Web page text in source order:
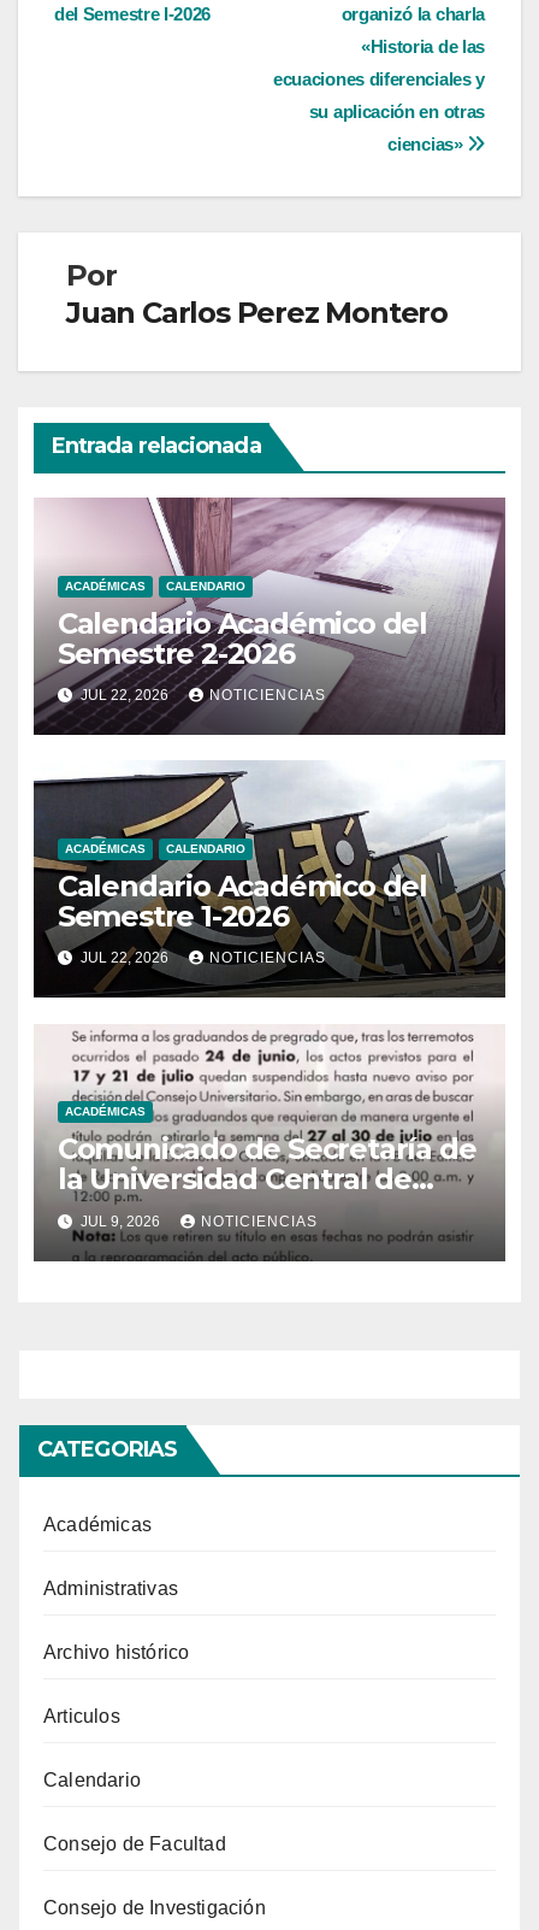
organizó la charla
«Historia de las
ecuaciones diferenciales y
su aplicación en otras
ciencias»
del Semestre I-2026
Por
Juan Carlos Perez Montero
Entrada relacionada
ACADÉMICAS CALENDARIO
Calendario Académico del
Semestre 2-2026
JUL 22, 2026 NOTICIENCIAS
ACADÉMICAS CALENDARIO
Calendario Académico del
Semestre 1-2026
JUL 22, 2026 NOTICIENCIAS
ACADÉMICAS
Comunicado de Secretaría de
la Universidad Central de
Venezuela
JUL 9, 2026 NOTICIENCIAS
CATEGORIAS
Académicas
Administrativas
Archivo histórico
Articulos
Calendario
Consejo de Facultad
Consejo de Investigación